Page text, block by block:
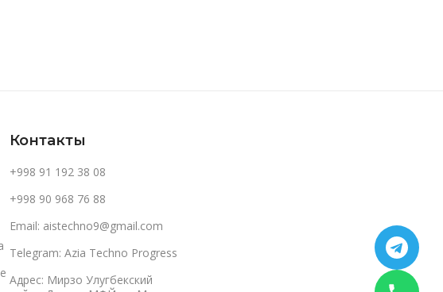
Контакты
+998 91 192 38 08
+998 90 968 76 88
Email: aistechno9@gmail.com
Telegram: Azia Techno Progress
Адрес: Мирзо Улугбекский